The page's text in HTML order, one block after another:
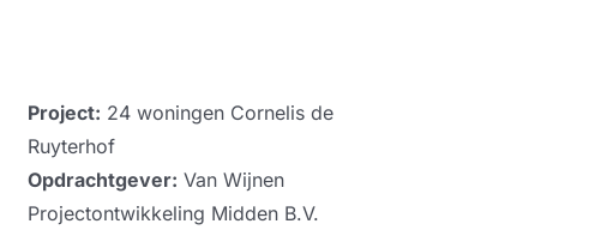
Project: 24 woningen Cornelis de
Ruyterhof
Opdrachtgever: Van Wijnen
Projectontwikkeling Midden B.V.